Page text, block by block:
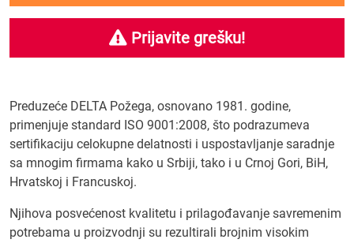
Preduzeće DELTA Požega, osnovano 1981. godine,
primenjuje standard ISO 9001:2008, što podrazumeva
sertifikaciju celokupne delatnosti i uspostavljanje saradnje
sa mnogim firmama kako u Srbiji, tako i u Crnoj Gori, BiH,
Hrvatskoj i Francuskoj.
Njihova posvećenost kvalitetu i prilagođavanje savremenim
potrebama u proizvodnji su rezultirali brojnim visokim
Prijavite grešku!